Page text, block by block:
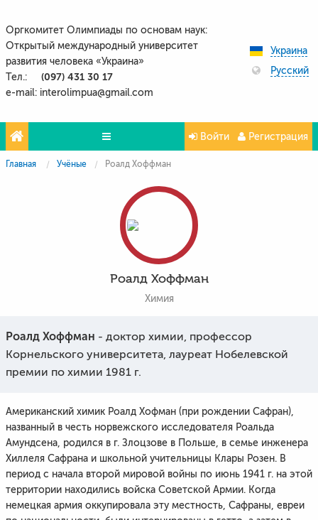
Оргкомитет Олимпиады по основам наук:
Открытый международный университет
развития человека «Украина»
Тел.: (097) 431 30 17
e-mail: interolimpua@gmail.com
Украина
Русский
Проекты
Войти Регистрация
Главная Учёные Роалд Хоффман
Роалд Хоффман
Химия
Роалд Хоффман - доктор химии, профессор
Корнельского университета, лауреат Нобелевской
премии по химии 1981 г.
Американский химик Роалд Хофман (при рождении Сафран),
названный в честь норвежского исследователя Роальда
Амундсена, родился в г. Злоцзове в Польше, в семье инженера
Хиллеля Сафрана и школьной учительницы Клары Розен. В
период с начала второй мировой войны по июнь 1941 г. на этой
территории находились войска Советской Армии. Когда
немецкая армия оккупировала эту местность, Сафраны, евреи